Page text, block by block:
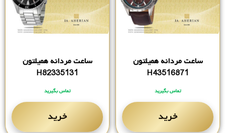
ساعت مردانه همیلتون
H43516871
تماس بگیرید
خرید
ساعت مردانه همیلتون
H82335131
تماس بگیرید
خرید